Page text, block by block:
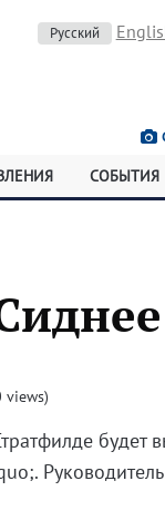
Русский
СОБЫТИЯ
views)
будет